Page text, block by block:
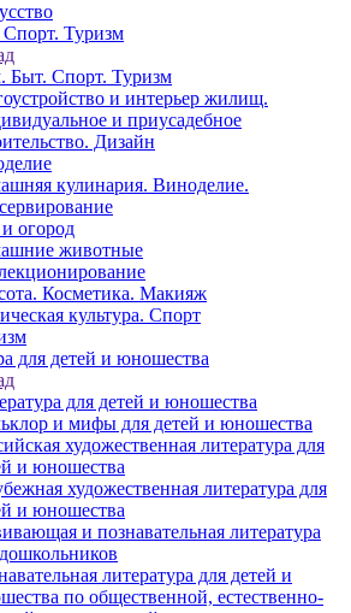
Туризм
Быт. Спорт. Туризм
и интерьер жилищ.
и приусадебное
Дизайн
кулинария. Виноделие.
огород
животные
Косметика. Макияж
культура. Спорт
для детей и юношества
для детей и юношества
и мифы для детей и юношества
художественная литература для
и юношества
художественная литература для
и юношества
и познавательная литература
литература для детей и
по общественной, естественно-